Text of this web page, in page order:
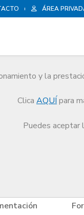
ÁREA
y la
Clica AQUÍ para
Puedes aceptar
y descuentos